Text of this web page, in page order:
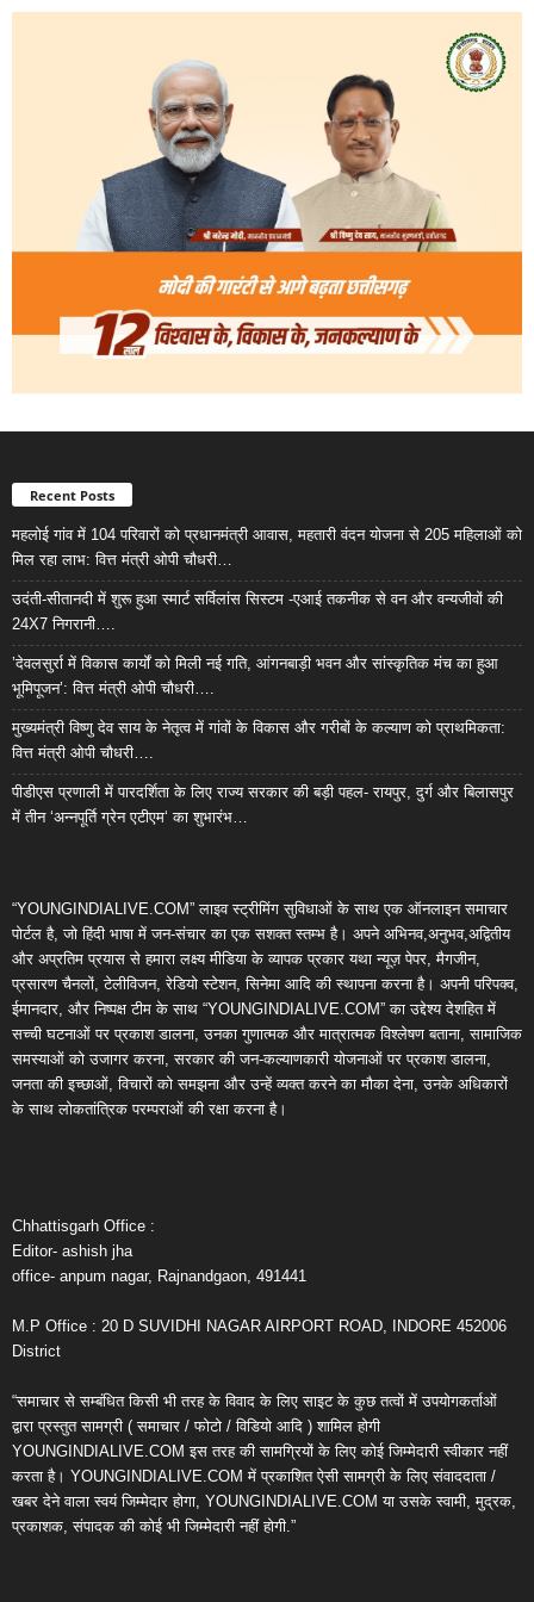
Recent Posts
महलोई गांव में 104 परिवारों को प्रधानमंत्री आवास, महतारी वंदन योजना से 205 महिलाओं को
मिल रहा लाभ: वित्त मंत्री ओपी चौधरी…
उदंती-सीतानदी में शुरू हुआ स्मार्ट सर्विलांस सिस्टम -एआई तकनीक से वन और वन्यजीवों की
24X7 निगरानी….
’देवलसुर्रा में विकास कार्यों को मिली नई गति, आंगनबाड़ी भवन और सांस्कृतिक मंच का हुआ
भूमिपूजन’: वित्त मंत्री ओपी चौधरी….
मुख्यमंत्री विष्णु देव साय के नेतृत्व में गांवों के विकास और गरीबों के कल्याण को प्राथमिकता:
वित्त मंत्री ओपी चौधरी….
पीडीएस प्रणाली में पारदर्शिता के लिए राज्य सरकार की बड़ी पहल- रायपुर, दुर्ग और बिलासपुर
में तीन ‘अन्नपूर्ति ग्रेन एटीएम‘ का शुभारंभ…
“YOUNGINDIALIVE.COM” लाइव स्ट्रीमिंग सुविधाओं के साथ एक ऑनलाइन समाचार
पोर्टल है, जो हिंदी भाषा में जन-संचार का एक सशक्त स्तम्भ है। अपने अभिनव,अनुभव,अद्वितीय
और अप्रतिम प्रयास से हमारा लक्ष्य मीडिया के व्यापक प्रकार यथा न्यूज़ पेपर, मैगजीन,
प्रसारण चैनलों, टेलीविजन, रेडियो स्टेशन, सिनेमा आदि की स्थापना करना है। अपनी परिपक्व,
ईमानदार, और निष्पक्ष टीम के साथ “YOUNGINDIALIVE.COM” का उद्देश्य देशहित में
सच्ची घटनाओं पर प्रकाश डालना, उनका गुणात्मक और मात्रात्मक विश्लेषण बताना, सामाजिक
समस्याओं को उजागर करना, सरकार की जन-कल्याणकारी योजनाओं पर प्रकाश डालना,
जनता की इच्छाओं, विचारों को समझना और उन्हें व्यक्त करने का मौका देना, उनके अधिकारों
के साथ लोकतांत्रिक परम्पराओं की रक्षा करना है।
Chhattisgarh Office :
Editor- ashish jha
office- anpum nagar, Rajnandgaon, 491441
M.P Office : 20 D SUVIDHI NAGAR AIRPORT ROAD, INDORE 452006
District
“समाचार से सम्बंधित किसी भी तरह के विवाद के लिए साइट के कुछ तत्वों में उपयोगकर्ताओं
द्वारा प्रस्तुत सामग्री ( समाचार / फोटो / विडियो आदि ) शामिल होगी
YOUNGINDIALIVE.COM इस तरह की सामग्रियों के लिए कोई जिम्मेदारी स्वीकार नहीं
करता है। YOUNGINDIALIVE.COM में प्रकाशित ऐसी सामग्री के लिए संवाददाता /
खबर देने वाला स्वयं जिम्मेदार होगा, YOUNGINDIALIVE.COM या उसके स्वामी, मुद्रक,
प्रकाशक, संपादक की कोई भी जिम्मेदारी नहीं होगी.”